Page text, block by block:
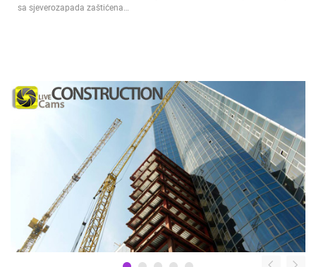
sa sjeverozapada zaštićena…